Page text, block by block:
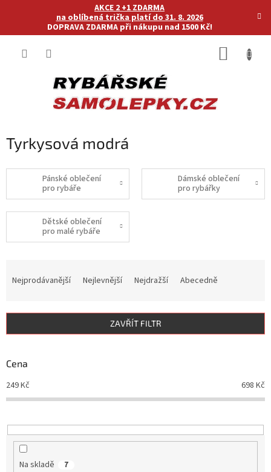
AKCE 2 +1 ZDARMA
na oblíbená trička platí do 31. 8. 2026
DOPRAVA ZDARMA při nákupu nad 1500 Kč!
Tyrkysová modrá
Pánské oblečení
pro rybáře
Dámské oblečení
pro rybářky
Dětské oblečení
pro malé rybáře
í
r
o
d
u
t
ů
Nejprodávanější Nejlevnější Nejdražší Abecedně
ZAVŘÍT FILTR
Cena
249Kč 698 Kč
Na skladě 7